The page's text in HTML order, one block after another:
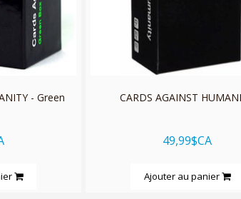
- Green CARDS AGAINST
49,99$CA
Ajouter au panier